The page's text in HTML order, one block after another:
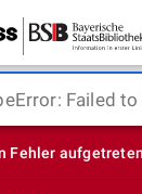
Failed
Fehler aufgetreten